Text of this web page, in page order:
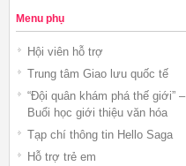
Menu phụ
Hội viên hỗ trợ
Trung tâm Giao lưu quốc tế
“Đội quân khám phá thế giới” –
Buổi học giới thiệu văn hóa
Tạp chí thông tin Hello Saga
Hỗ trợ trẻ em